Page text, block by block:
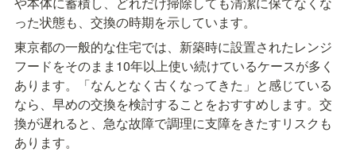
った状態も、交換の時期を示しています。
東京都の一般的な住宅では、新築時に設置されたレンジ
フードをそのまま10年以上使い続けているケースが多く
あります。「なんとなく古くなってきた」と感じている
なら、早めの交換を検討することをおすすめします。交
換が遅れると、急な故障で調理に支障をきたすリスクも
あります。